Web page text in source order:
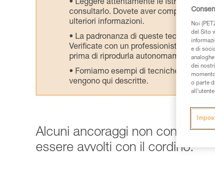
Leggere attentamente le istruzioni
consultarlo. Dovete aver compreso le
ulteriori informazioni.
La padronanza di queste tecniche
Verificate con un professionista la
prima di riprodurla autonomamente.
Forniamo esempi di tecniche relative
vengono qui descritte.
Alcuni ancoraggi non
essere avvolti con il cordino.
Noi
del Sito
e di
dei
o parte